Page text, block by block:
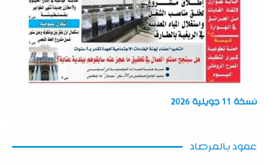
نسخة 11 جويلية 2026
عمود بالمرصاد